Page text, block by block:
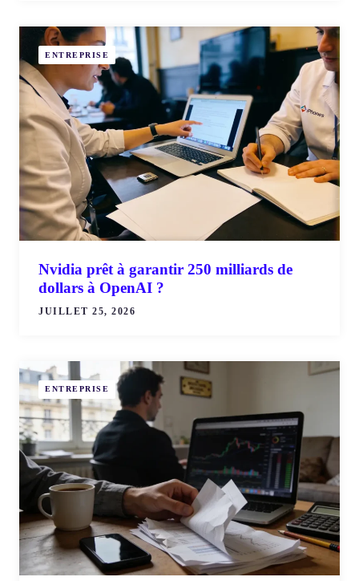
ENTREPRISE
Nvidia prêt à garantir 250 milliards de
dollars à OpenAI ?
JUILLET 25, 2026
ENTREPRISE